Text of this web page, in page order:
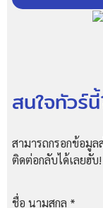
สนใจทัวร์
สามารถกรอกข้อมู
ติดต่อกลับได้เลยฮับ!
ชื่อ นามสกุล *